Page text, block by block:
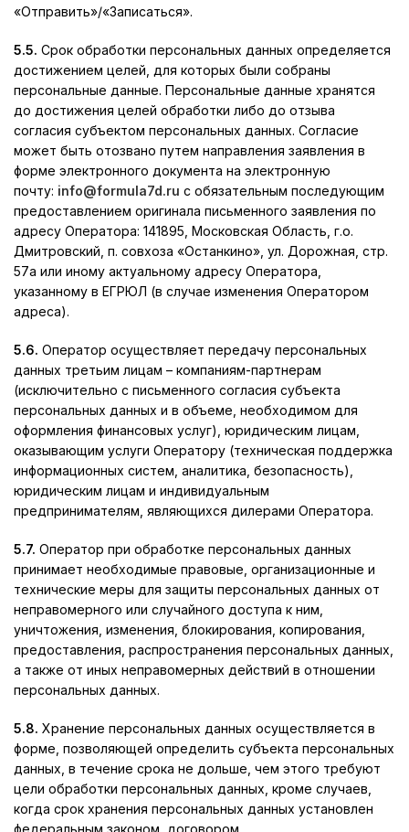
«Отправить»/«Записаться».
5.5. Срок обработки персональных данных определяется
достижением целей, для которых были собраны
персональные данные. Персональные данные хранятся
до достижения целей обработки либо до отзыва
согласия субъектом персональных данных. Согласие
может быть отозвано путем направления заявления в
форме электронного документа на электронную
почту: info@formula7d.ru с обязательным последующим
предоставлением оригинала письменного заявления по
адресу Оператора: 141895, Московская Область, г.о.
Дмитровский, п. совхоза «Останкино», ул. Дорожная, стр.
57а или иному актуальному адресу Оператора,
указанному в ЕГРЮЛ (в случае изменения Оператором
адреса).
5.6. Оператор осуществляет передачу персональных
данных третьим лицам – компаниям-партнерам
(исключительно с письменного согласия субъекта
персональных данных и в объеме, необходимом для
оформления финансовых услуг), юридическим лицам,
оказывающим услуги Оператору (техническая поддержка
информационных систем, аналитика, безопасность),
юридическим лицам и индивидуальным
предпринимателям, являющихся дилерами Оператора.
5.7. Оператор при обработке персональных данных
принимает необходимые правовые, организационные и
технические меры для защиты персональных данных от
неправомерного или случайного доступа к ним,
уничтожения, изменения, блокирования, копирования,
предоставления, распространения персональных данных,
а также от иных неправомерных действий в отношении
персональных данных.
5.8. Хранение персональных данных осуществляется в
форме, позволяющей определить субъекта персональных
данных, в течение срока не дольше, чем этого требуют
цели обработки персональных данных, кроме случаев,
когда срок хранения персональных данных установлен
федеральным законом, договором.